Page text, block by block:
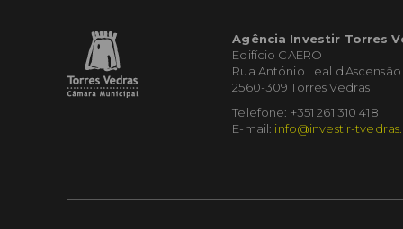
Agência Investir Torres
Edifício CAERO
Rua António Leal d'Ascensão
2560-309 Torres Vedras
Telefone: +351 261 310 418
E-mail: info@investir-